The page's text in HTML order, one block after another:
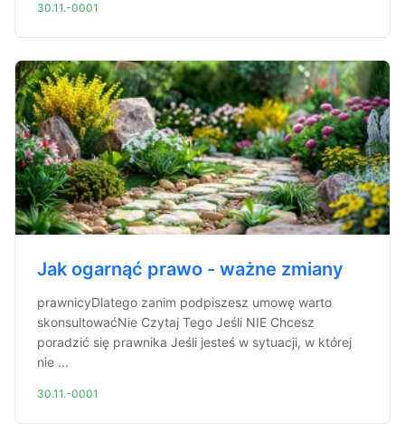
30.11.-0001
Jak ogarnąć prawo - ważne zmiany
prawnicyDlatego zanim podpiszesz umowę warto
skonsultowaćNie Czytaj Tego Jeśli NIE Chcesz
poradzić się prawnika Jeśli jesteś w sytuacji, w której
nie ...
30.11.-0001